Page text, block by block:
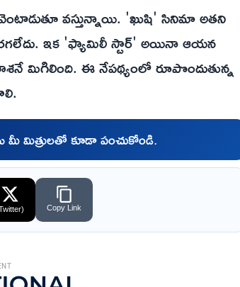
వస్తున్నాయి. 'ఖుషి' సినిమా అతని
ఇక 'ఫ్యామిలీ స్టార్' అయినా ఆయన
మిగిలింది. ఈ నేపథ్యంలో రూపొందుతున్న
మీ మిత్రులతో కూడా పంచుకోండి.
Copy Link